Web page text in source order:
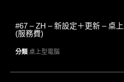
#67 – ZH – 新設定＋更新 – 桌
(服務費)
分類 桌上型電腦